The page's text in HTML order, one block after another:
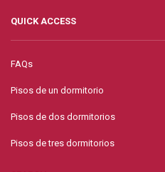
QUICK ACCESS
FAQs
Pisos de un dormitorio
Pisos de dos dormitorios
Pisos de tres dormitorios